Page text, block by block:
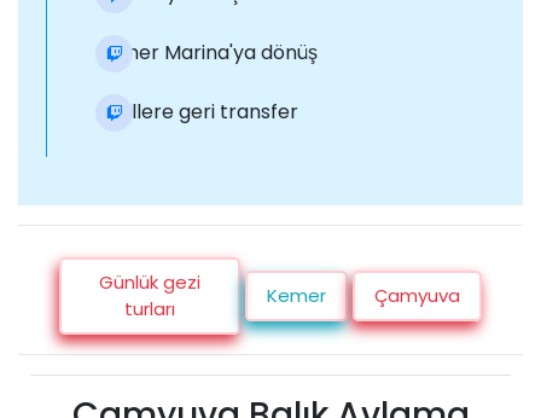
Kemer Marina'ya dönüş
Otellere geri transfer
Günlük gezi
turları
Kemer Çamyuva